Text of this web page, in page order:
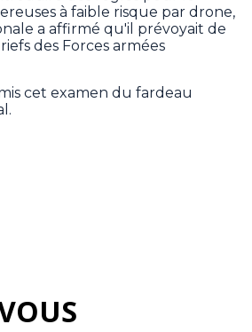
à faible risque par drone,
a affirmé qu'il prévoyait de
des Forces armées
cet examen du fardeau